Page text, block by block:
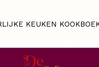
KEUKEN